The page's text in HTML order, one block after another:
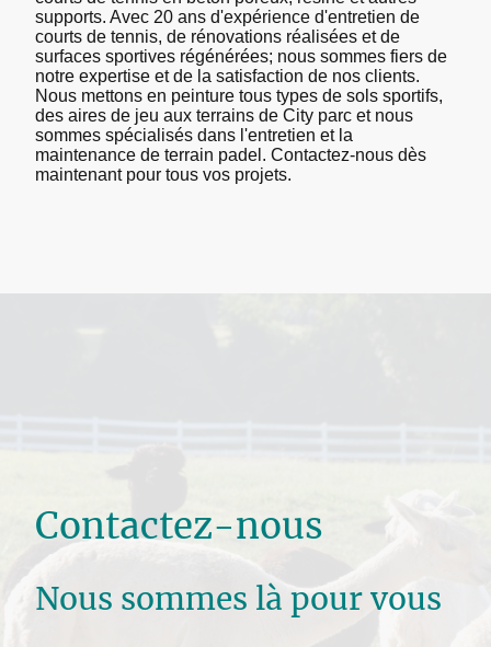
supports. Avec 20 ans d'expérience d'entretien de
courts de tennis, de rénovations réalisées et de
surfaces sportives régénérées; nous sommes fiers de
notre expertise et de la satisfaction de nos clients.
Nous mettons en peinture tous types de sols sportifs,
des aires de jeu aux terrains de City parc et nous
sommes spécialisés dans l'entretien et la
maintenance de terrain padel. Contactez-nous dès
maintenant pour tous vos projets.
Contactez-nous
Nous sommes là pour vous